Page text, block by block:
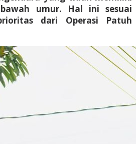
umur. Hal ini sesuai
dari Operasi Patuh